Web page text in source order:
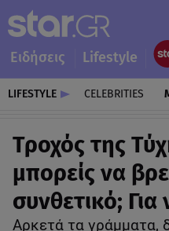
Ειδήσεις Lifestyle
LIFESTYLE CELEBRITIES
Τροχός της
μπορείς να
συνθετικό;
Αρκετά τα γράμματα,